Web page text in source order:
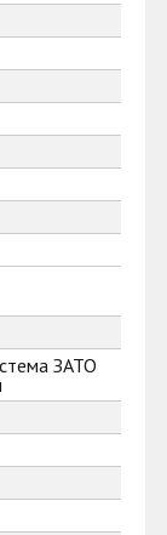
ЗАТО